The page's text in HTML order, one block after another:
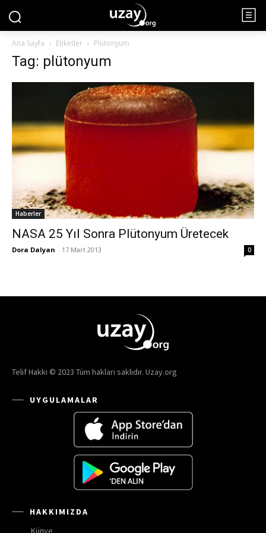
Ana Sayfa Etiketler Plütonyum
Tag: plütonyum
Haberler
NASA 25 Yıl Sonra Plütonyum Üretecek
Dora Dalyan - 17 Mart 2013 0
Telif Hakkı © 2023 Tüm hakları saklıdır. Uzay.org
UYGULAMALAR
HAKKIMIZDA
Künye